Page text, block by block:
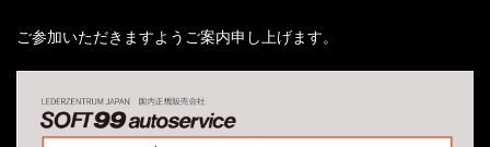
ご参加いただきますようご案内申し上げます。